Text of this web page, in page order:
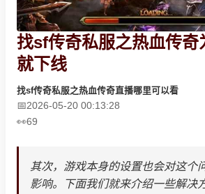
找sf传奇私服之热血传奇
就下线
找sf传奇私服之热血传奇直播哪里可以看
2026-05-20 00:13:28
69
其次，游戏本身的设置也会对这个
影响。下面我们就来介绍一些解决